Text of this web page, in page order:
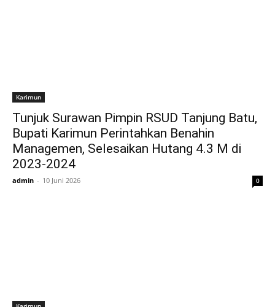
Karimun
Tunjuk Surawan Pimpin RSUD Tanjung Batu,
Bupati Karimun Perintahkan Benahin
Managemen, Selesaikan Hutang 4.3 M di
2023-2024
admin - 10 Juni 2026 0